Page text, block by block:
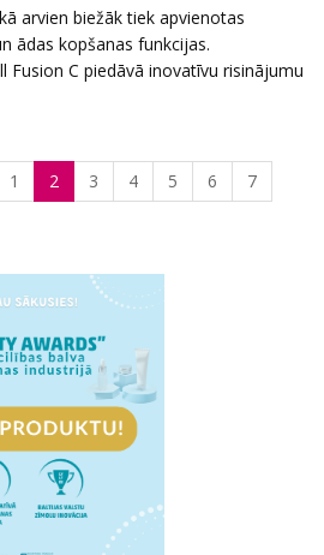
arvien biežāk tiek apvienotas
ādas kopšanas funkcijas.
Fusion C piedāvā inovatīvu risinājumu
1 2 3 4 5 6
7